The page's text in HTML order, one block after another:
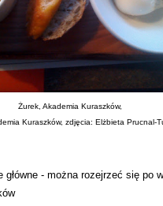
Żurek, Akademia Kuraszków,
Kuraszków, zdjęcia: Elżbieta Prucnal-
główne - można rozejrzeć się po